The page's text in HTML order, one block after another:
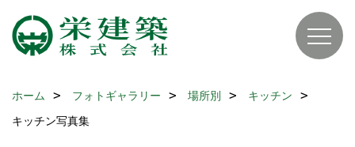
ホーム フォトギャラリー 場所別
キッチン
キッチン写真集